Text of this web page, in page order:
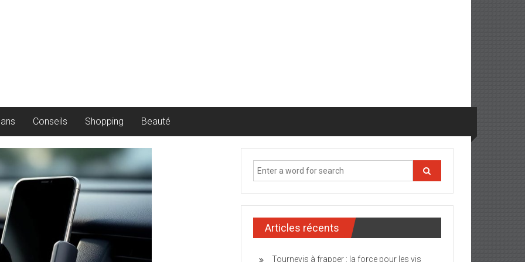
Conseils Shopping Beauté
Articles récents
Tournevis à frapper : la force pour les vis